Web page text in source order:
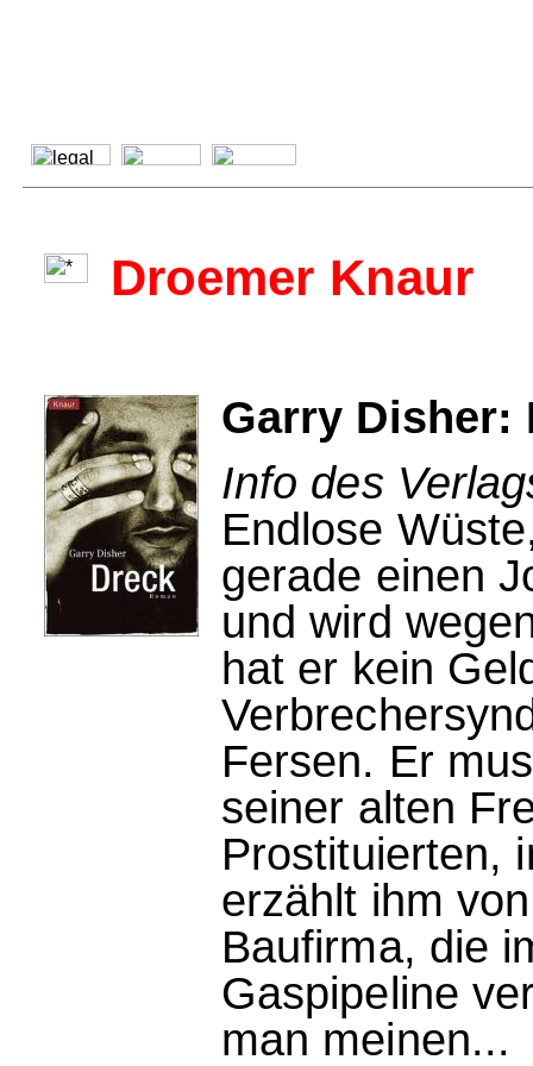
Droemer Knaur
Garry Disher:
Info des
Endlose
gerade einen
und wird
hat er kein
Fersen. Er
seiner alten
Prostituierten,
erzählt ihm
Baufirma, die
Gaspipeline
man meinen...